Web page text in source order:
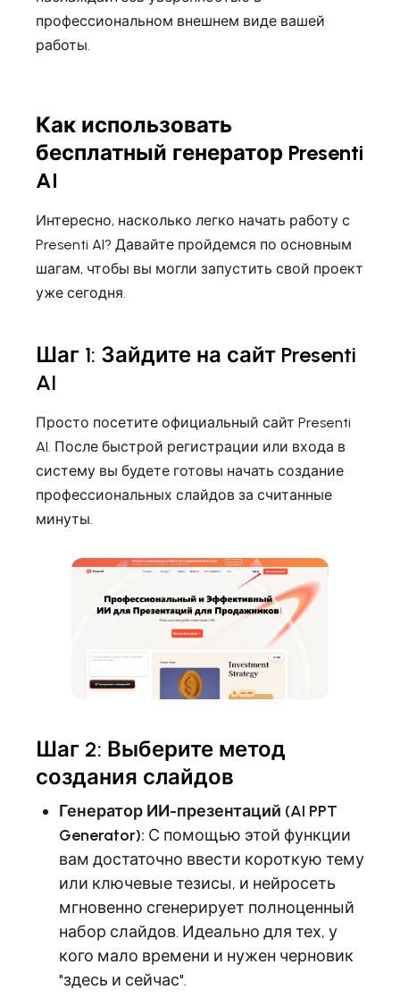
профессиональном внешнем виде вашей
работы.
Как использовать
бесплатный генератор Presenti
AI
Интересно, насколько легко начать работу с
Presenti AI? Давайте пройдемся по основным
шагам, чтобы вы могли запустить свой проект
уже сегодня.
Шаг 1: Зайдите на сайт Presenti
AI
Просто посетите официальный сайт Presenti
AI. После быстрой регистрации или входа в
систему вы будете готовы начать создание
профессиональных слайдов за считанные
минуты.
Шаг 2: Выберите метод
создания слайдов
Генератор ИИ-презентаций (AI PPT
Generator): С помощью этой функции
вам достаточно ввести короткую тему
или ключевые тезисы, и нейросеть
мгновенно сгенерирует полноценный
набор слайдов. Идеально для тех, у
кого мало времени и нужен черновик
"здесь и сейчас".